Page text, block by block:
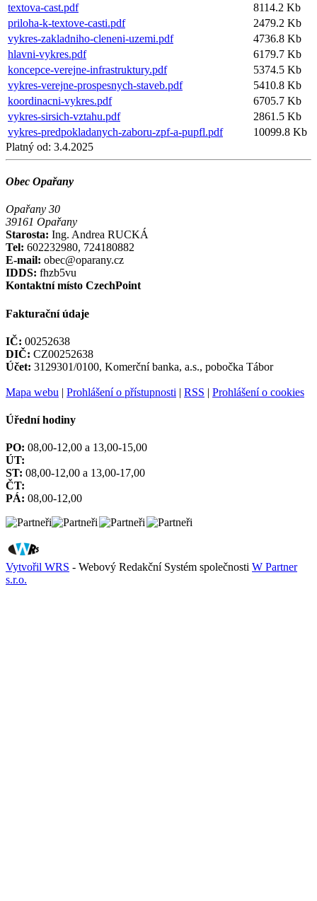
textova-cast.pdf
8114.2 Kb
priloha-k-textove-casti.pdf
2479.2 Kb
vykres-zakladniho-cleneni-uzemi.pdf
4736.8 Kb
hlavni-vykres.pdf
6179.7 Kb
koncepce-verejne-infrastruktury.pdf
5374.5 Kb
vykres-verejne-prospesnych-staveb.pdf
5410.8 Kb
koordinacni-vykres.pdf
6705.7 Kb
vykres-sirsich-vztahu.pdf
2861.5 Kb
vykres-predpokladanych-zaboru-zpf-a-pupfl.pdf
10099.8 Kb
Platný od: 3.4.2025
Obec Opařany
Opařany 30
39161 Opařany
Starosta: Ing. Andrea RUCKÁ
Tel: 602232980, 724180882
E-mail: obec@oparany.cz
IDDS: fhzb5vu
Kontaktní místo CzechPoint
Fakturační údaje
IČ: 00252638
DIČ: CZ00252638
Účet: 3129301/0100, Komerční banka, a.s., pobočka Tábor
Mapa webu | Prohlášení o přístupnosti | RSS | Prohlášení o cookies
Úřední hodiny
PO: 08,00-12,00 a 13,00-15,00
ÚT:
ST: 08,00-12,00 a 13,00-17,00
ČT:
PÁ: 08,00-12,00
Vytvořil WRS - Webový Redakční Systém společnosti W Partner
s.r.o.